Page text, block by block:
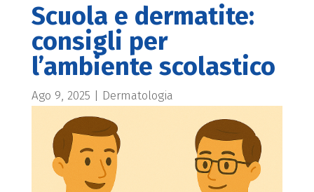
Scuola e dermatite:
consigli per
l’ambiente scolastico
Ago 9, 2025 Dermatologia